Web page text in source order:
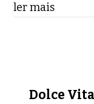
ler mais
Dolce